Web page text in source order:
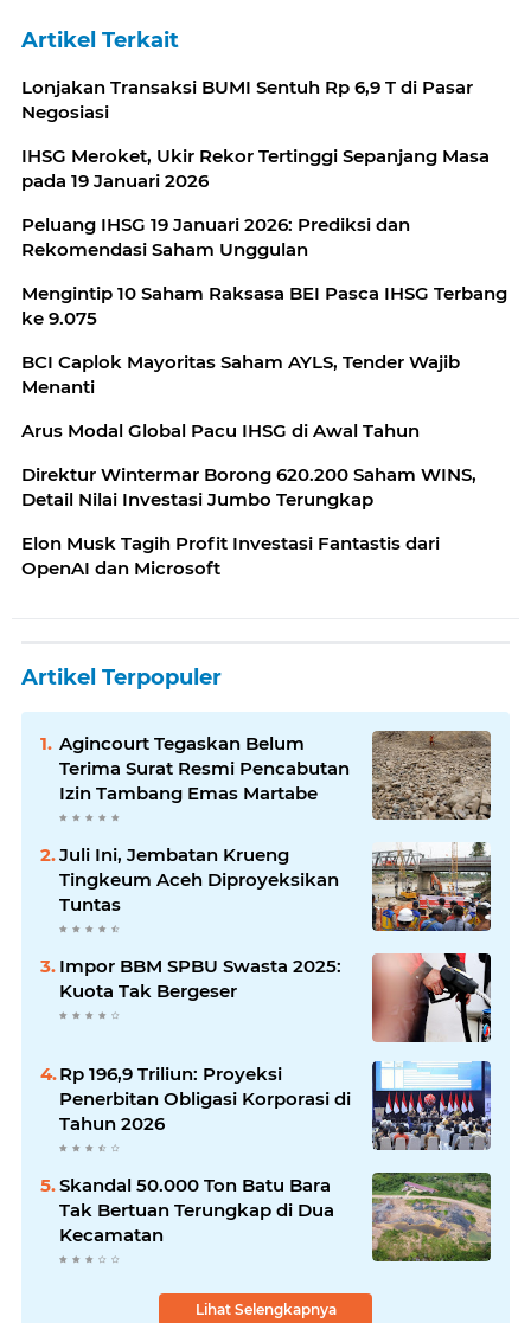
Artikel Terkait
Lonjakan Transaksi BUMI Sentuh Rp 6,9 T di Pasar
Negosiasi
IHSG Meroket, Ukir Rekor Tertinggi Sepanjang Masa
pada 19 Januari 2026
Peluang IHSG 19 Januari 2026: Prediksi dan
Rekomendasi Saham Unggulan
Mengintip 10 Saham Raksasa BEI Pasca IHSG Terbang
ke 9.075
BCI Caplok Mayoritas Saham AYLS, Tender Wajib
Menanti
Arus Modal Global Pacu IHSG di Awal Tahun
Direktur Wintermar Borong 620.200 Saham WINS,
Detail Nilai Investasi Jumbo Terungkap
Elon Musk Tagih Profit Investasi Fantastis dari
OpenAI dan Microsoft
Artikel Terpopuler
Agincourt Tegaskan Belum
Terima Surat Resmi Pencabutan
Izin Tambang Emas Martabe
Juli Ini, Jembatan Krueng
Tingkeum Aceh Diproyeksikan
Tuntas
Impor BBM SPBU Swasta 2025:
Kuota Tak Bergeser
Rp 196,9 Triliun: Proyeksi
Penerbitan Obligasi Korporasi di
Tahun 2026
Skandal 50.000 Ton Batu Bara
Tak Bertuan Terungkap di Dua
Kecamatan
Lihat Selengkapnya